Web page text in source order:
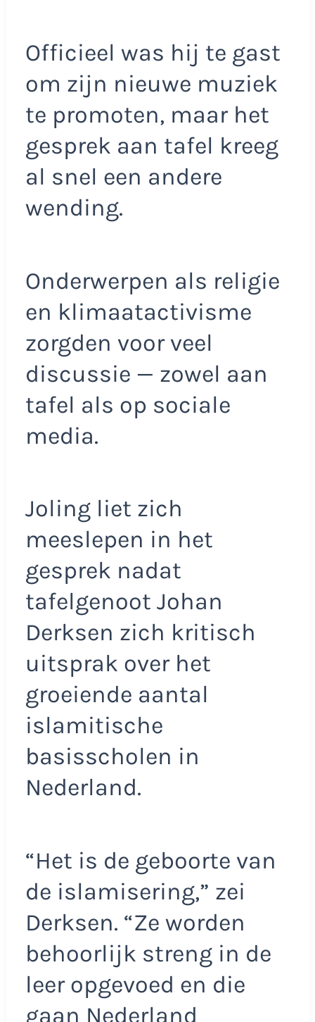
Officieel was hij te gast
om zijn nieuwe muziek
te promoten, maar het
gesprek aan tafel kreeg
al snel een andere
wending.
Onderwerpen als religie
en klimaatactivisme
zorgden voor veel
discussie — zowel aan
tafel als op sociale
media.
Joling liet zich
meeslepen in het
gesprek nadat
tafelgenoot Johan
Derksen zich kritisch
uitsprak over het
groeiende aantal
islamitische
basisscholen in
Nederland.
“Het is de geboorte van
de islamisering,” zei
Derksen. “Ze worden
behoorlijk streng in de
leer opgevoed en die
gaan Nederland